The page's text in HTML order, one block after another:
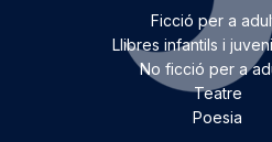
Ficció per a
Llibres infantils i
No ficció per a
Teatre
Poesia